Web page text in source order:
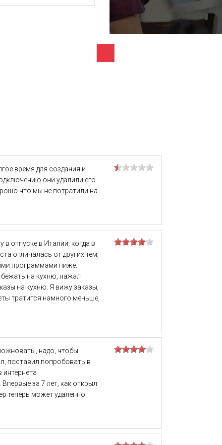
время для создания и
они удалили его
что мы не потратили на
отпуске в Италии, когда в
отличалась от других тем,
программами ниже.
на кухню, нажал
на кухню. Я вижу заказы,
тратится намного меньше,
надо, чтобы
поставил попробовать в
за 7 лет, как открыл
теперь может удаленно